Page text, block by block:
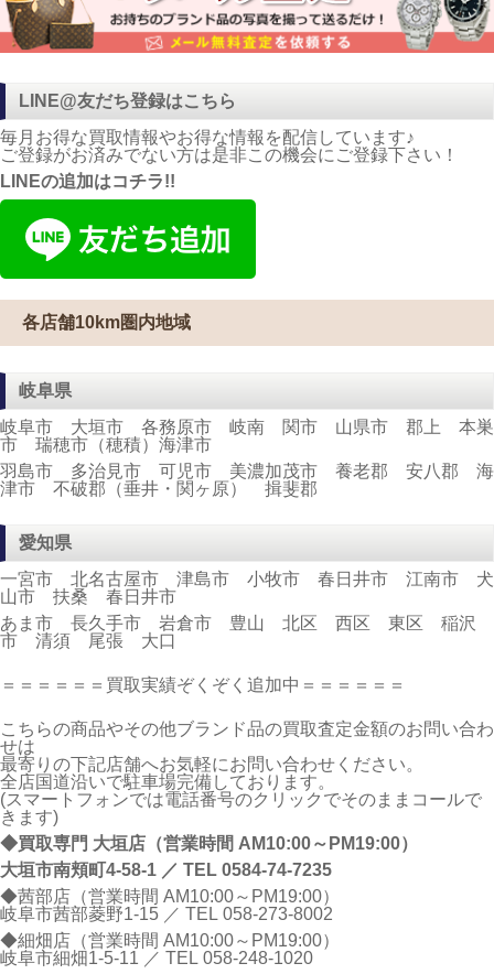
LINE@友だち登録はこちら
毎月お得な買取情報やお得な情報を配信しています♪
ご登録がお済みでない方は是非この機会にご登録下さい！
LINEの追加はコチラ!!
各店舗10km圏内地域
岐阜県
岐阜市 大垣市 各務原市 岐南 関市 山県市 郡上 本巣
市 瑞穂市（穂積）海津市
羽島市 多治見市 可児市 美濃加茂市 養老郡 安八郡 海
津市 不破郡（垂井・関ヶ原） 揖斐郡
愛知県
一宮市 北名古屋市 津島市 小牧市 春日井市 江南市 犬
山市 扶桑 春日井市
あま市 長久手市 岩倉市 豊山 北区 西区 東区 稲沢
市 清須 尾張 大口
＝＝＝＝＝＝買取実績ぞくぞく追加中＝＝＝＝＝＝
こちらの商品やその他ブランド品の買取査定金額のお問い合わ
せは
最寄りの下記店舗へお気軽にお問い合わせください。
全店国道沿いで駐車場完備しております。
(スマートフォンでは電話番号のクリックでそのままコールで
きます)
◆買取専門 大垣店（営業時間 AM10:00～PM19:00）
大垣市南頬町4-58-1 ／ TEL 0584-74-7235
◆茜部店（営業時間 AM10:00～PM19:00）
岐阜市茜部菱野1-15 ／ TEL 058-273-8002
◆細畑店（営業時間 AM10:00～PM19:00）
岐阜市細畑1-5-11 ／ TEL 058-248-1020